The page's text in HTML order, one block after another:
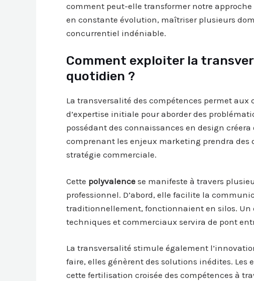
comment peut-elle transformer notre
en constante évolution, maîtriser plusieurs
concurrentiel indéniable.
Comment exploiter la
quotidien ?
La transversalité des compétences permet aux
d’expertise initiale pour aborder des
possédant des connaissances en design
comprenant les enjeux marketing prendra
stratégie commerciale.
Cette polyvalence se manifeste à travers
professionnel. D’abord, elle facilite la
traditionnellement, fonctionnaient en silos.
techniques et commerciaux servira de pont
La transversalité stimule également
faire, elles génèrent des solutions inédites.
cette fertilisation croisée des compétences à